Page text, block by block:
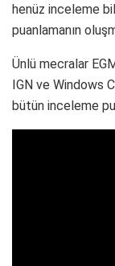
henüz inceleme
puanlamanın
Ünlü mecralar
IGN ve Windows
bütün inceleme